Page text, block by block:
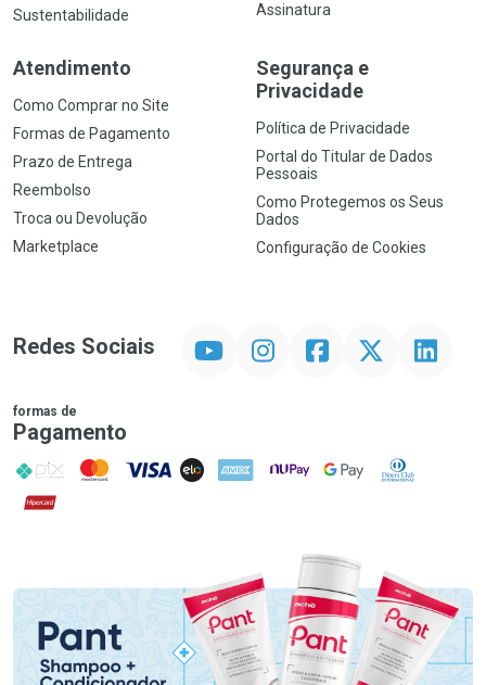
Sustentabilidade
Assinatura
Atendimento
Como Comprar no Site
Formas de Pagamento
Prazo de Entrega
Reembolso
Troca ou Devolução
Marketplace
Segurança e
Privacidade
Política de Privacidade
Portal do Titular de Dados
Pessoais
Como Protegemos os Seus
Dados
Configuração de Cookies
Redes Sociais InstagramFacebookTwitter Linkedin
formas de
Pagamento
PIX MasterCard
VISA ELO AMEX NuPay Google PayDiners Club
Hipercard
Promoção em Destaque